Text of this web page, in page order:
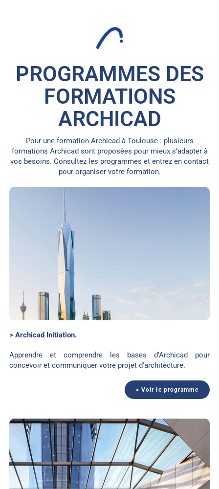
PROGRAMMES DES
FORMATIONS
ARCHICAD
Pour une formation Archicad à Toulouse : plusieurs
formations Archicad sont proposées pour mieux s’adapter à
vos besoins. Consultez les programmes et entrez en contact
pour organiser votre formation.
> Archicad Initiation.
Apprendre et comprendre les bases d'Archicad pour
concevoir et communiquer votre projet d'architecture.
> Voir le programme